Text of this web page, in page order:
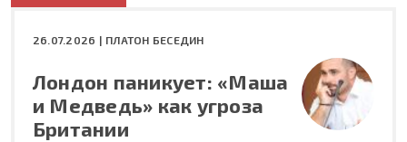
26.07.2026 | ПЛАТОН БЕСЕДИН
Лондон паникует: «Маша
и Медведь» как угроза
Британии